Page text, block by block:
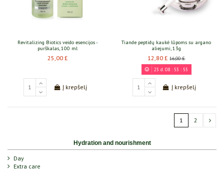
Revitalizing Biotics veido esencijos -
purškalas, 100 ml
25,00 £
Į krepšelį
Tiande peptidų kaukė lūpoms su argano
aliejumi, 13g
12,80 £16,00 £
23 d. 08: 53 : 55
Į krepšelį
1 2
Hydration and nourishment
Day
Extra care